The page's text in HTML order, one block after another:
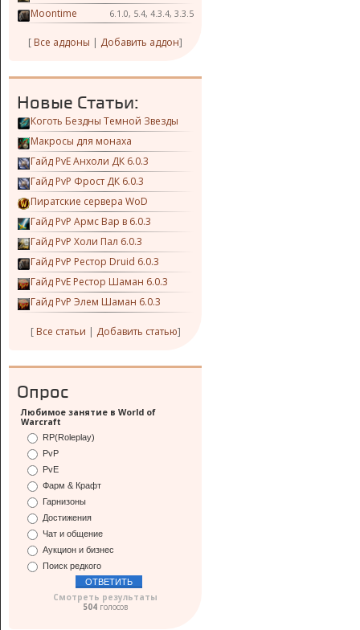
Moontime 6.1.0, 5.4, 4.3.4, 3.3.5
[ Все аддоны | Добавить аддон]
Новые Статьи:
Коготь Бездны Темной Звезды
Макросы для монаха
Гайд PvE Анхоли ДК 6.0.3
Гайд PvP Фрост ДК 6.0.3
Пиратские сервера WoD
Гайд PvP Армс Вар в 6.0.3
Гайд PvP Холи Пал 6.0.3
Гайд PvP Рестор Druid 6.0.3
Гайд PvE Рестор Шаман 6.0.3
Гайд PvP Элем Шаман 6.0.3
[ Все статьи | Добавить статью]
Опрос
Любимое занятие в World of
Warcraft
RP(Roleplay)
PvP
PvE
Фарм & Крафт
Гарнизоны
Достижения
Чат и общение
Аукцион и бизнес
Поиск редкого
Смотреть результаты
504 голосов